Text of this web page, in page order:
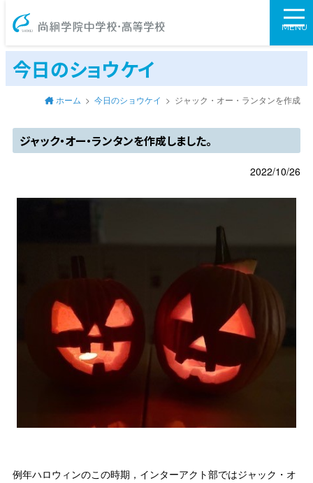
尚絅学院中学校
MENU
今日のショウケイ
ホーム 今日のショウケイ ジャック・オー・ランタンを作成し
ジャック・オー・ランタンを作成しました。
2022/10/26
例年ハロウィンのこの時期，インターアクト部ではジャック・オ